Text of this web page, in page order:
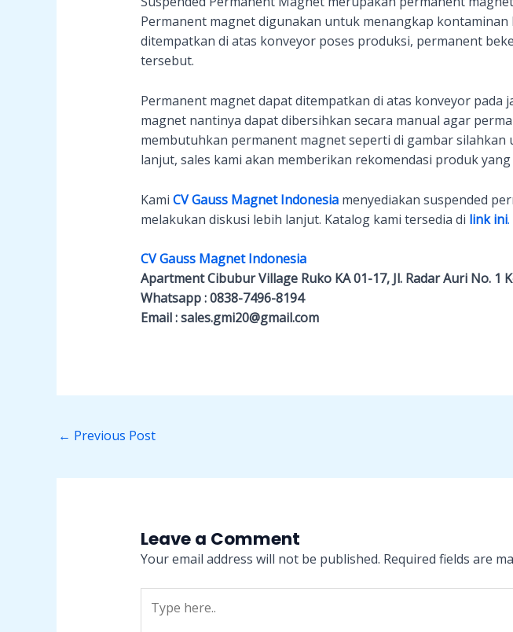
Permanent magnet digunakan untuk menangkap
ditempatkan di atas konveyor poses produksi, permanent
tersebut.
Permanent magnet dapat ditempatkan di atas konveyor
magnet nantinya dapat dibersihkan secara manual agar
membutuhkan permanent magnet seperti di gambar
lanjut, sales kami akan memberikan rekomendasi produk
Kami CV Gauss Magnet Indonesiamenyediakan suspended
melakukan diskusi lebih lanjut. Katalog kami tersedia di link ini.
CV Gauss Magnet Indonesia
Apartment Cibubur Village Ruko KA 01-17, Jl. Radar Auri No. 1
Whatsapp : 0838-7496-8194
Email : sales.gmi20@gmail.com
← Previous Post
Leave a Comment
Your email address will not be published. Required fields are
here..